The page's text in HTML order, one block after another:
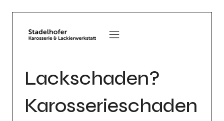
springen
Lackschaden?
Karosserieschaden